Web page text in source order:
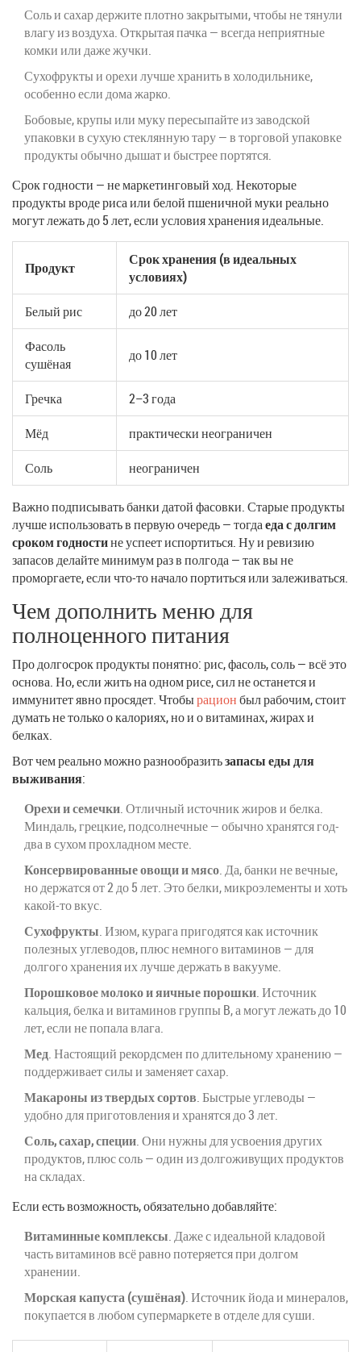
Соль и сахар держите плотно закрытыми, чтобы не тянули
влагу из воздуха. Открытая пачка — всегда неприятные
комки или даже жучки.
Сухофрукты и орехи лучше хранить в холодильнике,
особенно если дома жарко.
Бобовые, крупы или муку пересыпайте из заводской
упаковки в сухую стеклянную тару — в торговой упаковке
продукты обычно дышат и быстрее портятся.
Срок годности — не маркетинговый ход. Некоторые
продукты вроде риса или белой пшеничной муки реально
могут лежать до 5 лет, если условия хранения идеальные.
Продукт
Срок хранения (в идеальных
условиях)
Белый рис
до 20 лет
Фасоль
сушёная
до 10 лет
Гречка
2–3 года
Мёд
практически неограничен
Соль
неограничен
Важно подписывать банки датой фасовки. Старые продукты
лучше использовать в первую очередь — тогдаеда с долгим
сроком годностине успеет испортиться. Ну и ревизию
запасов делайте минимум раз в полгода — так вы не
проморгаете, если что-то начало портиться или залеживаться.
Чем дополнить меню для
полноценного питания
Про долгосрок продукты понятно: рис, фасоль, соль — всё это
основа. Но, если жить на одном рисе, сил не останется и
иммунитет явно просядет. Чтобырационбыл рабочим, стоит
думать не только о калориях, но и о витаминах, жирах и
белках.
Вот чем реально можно разнообразитьзапасы еды для
выживания:
Орехи и семечки. Отличный источник жиров и белка.
Миндаль, грецкие, подсолнечные — обычно хранятся год-
два в сухом прохладном месте.
Консервированные овощи и мясо. Да, банки не вечные,
но держатся от 2 до 5 лет. Это белки, микроэлементы и хоть
какой-то вкус.
Сухофрукты. Изюм, курага пригодятся как источник
полезных углеводов, плюс немного витаминов — для
долгого хранения их лучше держать в вакууме.
Порошковое молоко и яичные порошки. Источник
кальция, белка и витаминов группы B, а могут лежать до 10
лет, если не попала влага.
Мед. Настоящий рекордсмен по длительному хранению —
поддерживает силы и заменяет сахар.
Макароны из твердых сортов. Быстрые углеводы —
удобно для приготовления и хранятся до 3 лет.
Соль, сахар, специи. Они нужны для усвоения других
продуктов, плюс соль — один из долгоживущих продуктов
на складах.
Если есть возможность, обязательно добавляйте:
Витаминные комплексы. Даже с идеальной кладовой
часть витаминов всё равно потеряется при долгом
хранении.
Морская капуста (сушёная). Источник йода и минералов,
покупается в любом супермаркете в отделе для суши.